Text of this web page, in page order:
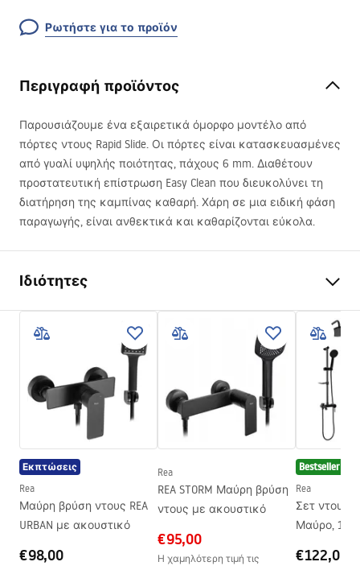
Ρωτήστε για το προϊόν
Περιγραφή προϊόντος
Παρουσιάζουμε ένα εξαιρετικά όμορφο μοντέλο από
πόρτες ντους Rapid Slide. Οι πόρτες είναι κατασκευασμένες
από γυαλί υψηλής ποιότητας, πάχους 6 mm. Διαθέτουν
προστατευτική επίστρωση Easy Clean που διευκολύνει τη
διατήρηση της καμπίνας καθαρή. Χάρη σε μια ειδική φάση
παραγωγής, είναι ανθεκτικά και καθαρίζονται εύκολα.
Ιδιότητες
Μέθοδος ανοίγματος
πόρτας
Μέγεθος πόρτας
Κατεύθυνση πόρτας
Γενικής χρήσης
Πάχος τζαμιού
6 mm
Ύψος πόρτας ντους
195cm
Υλικό προφίλ
Υλικό λαβής
Ορείχαλκος
Επίστρωση Easy Clean
Φινίρισμα προφίλ
Μαύρο
Εκπτώσεις
Rea
Μαύρη βρύση ντους REA
URBAN με ακουστικό
€98,00
Rea
REA STORM Μαύρη βρύση
ντους με ακουστικό
€95,00
Η χαμηλότερη τιμή τις
Bestseller
Rea
Σετ ντους
Μαύρο, 102
€122,00